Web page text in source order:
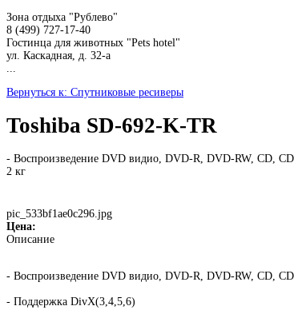
Зона отдыха "Рублево"
8 (499) 727-17-40
Гостинца для животных "Рets hotel"
ул. Каскадная, д. 32-а
Вернуться к: Спутниковые ресиверы
Toshiba SD-692-K-TR
- Воспроизведение DVD видио, DVD-R, DVD-RW, CD,
2 кг
pic_533bf1ae0c296.jpg
Цена:
Описание
- Воспроизведение DVD видио, DVD-R, DVD-RW, CD,
- Поддержка DivX(3,4,5,6)